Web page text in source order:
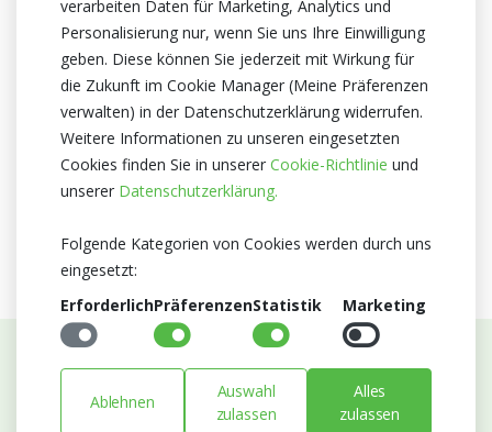
10.5cm
Herkunftsland
Niederlande
Zertifikat
MPS A
MPS GAP
Abonnieren Sie unseren Newsletter
Bleiben Sie auf dem Laufenden mit Neuigkeiten und
verarbeiten Daten für Marketing, Analytics und
Personalisierung nur, wenn Sie uns Ihre Einwilligung
geben. Diese können Sie jederzeit mit Wirkung für
die Zukunft im Cookie Manager (Meine Präferenzen
verwalten) in der Datenschutzerklärung widerrufen.
Weitere Informationen zu unseren eingesetzten
Cookies finden Sie in unserer Cookie-Richtlinie und
unserer Datenschutzerklärung.
Folgende Kategorien von Cookies werden durch uns
eingesetzt:
ErforderlichPräferenzenStatistik Marketing
Ablehnen
Auswahl
zulassen
Alles
zulassen